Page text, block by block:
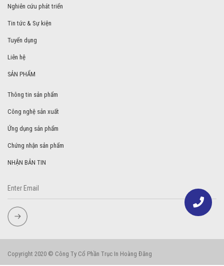
Nghiên cứu phát triển
Tin tức & Sự kiện
Tuyển dụng
Liên hệ
SẢN PHẨM
Thông tin sản phẩm
Công nghệ sản xuất
Ứng dụng sản phẩm
Chứng nhận sản phẩm
NHẬN BẢN TIN
Copyright 2020 © Công Ty Cổ Phần Trục In Hoàng Đăng